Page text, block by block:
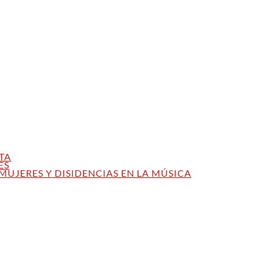
Y DISIDENCIAS EN LA MÚSICA